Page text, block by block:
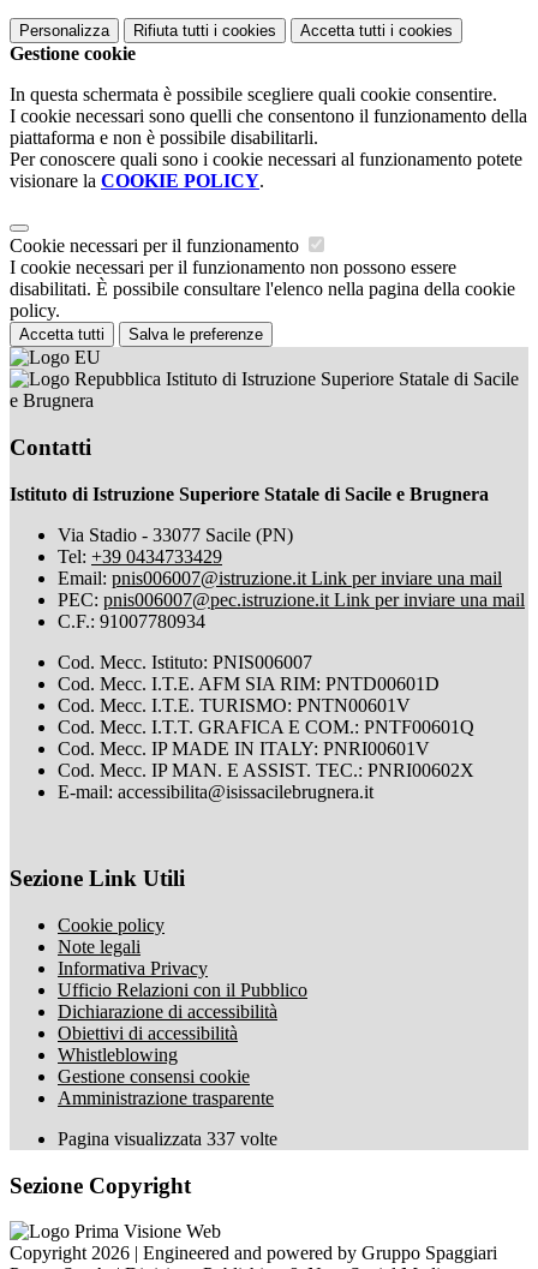
Personalizza Rifiuta tutti i cookies Accetta tutti i cookies
Gestione cookie
In questa schermata è possibile scegliere quali cookie consentire.
I cookie necessari sono quelli che consentono il funzionamento della
piattaforma e non è possibile disabilitarli.
Per conoscere quali sono i cookie necessari al funzionamento potete
visionare la COOKIE POLICY.
Cookie necessari per il funzionamento
I cookie necessari per il funzionamento non possono essere
disabilitati. È possibile consultare l'elenco nella pagina della cookie
policy.
Accetta tutti Salva le preferenze
Istituto di Istruzione Superiore Statale di Sacile
e Brugnera
Contatti
Istituto di Istruzione Superiore Statale di Sacile e Brugnera
Via Stadio - 33077 Sacile (PN)
Tel: +39 0434733429
Email: pnis006007@istruzione.it Link per inviare una mail
PEC: pnis006007@pec.istruzione.it Link per inviare una mail
C.F.: 91007780934
Cod. Mecc. Istituto: PNIS006007
Cod. Mecc. I.T.E. AFM SIA RIM: PNTD00601D
Cod. Mecc. I.T.E. TURISMO: PNTN00601V
Cod. Mecc. I.T.T. GRAFICA E COM.: PNTF00601Q
Cod. Mecc. IP MADE IN ITALY: PNRI00601V
Cod. Mecc. IP MAN. E ASSIST. TEC.: PNRI00602X
E-mail: accessibilita@isissacilebrugnera.it
Sezione Link Utili
Cookie policy
Note legali
Informativa Privacy
Ufficio Relazioni con il Pubblico
Dichiarazione di accessibilità
Obiettivi di accessibilità
Whistleblowing
Gestione consensi cookie
Amministrazione trasparente
Pagina visualizzata 337 volte
Sezione Copyright
Copyright 2026 | Engineered and powered by Gruppo Spaggiari